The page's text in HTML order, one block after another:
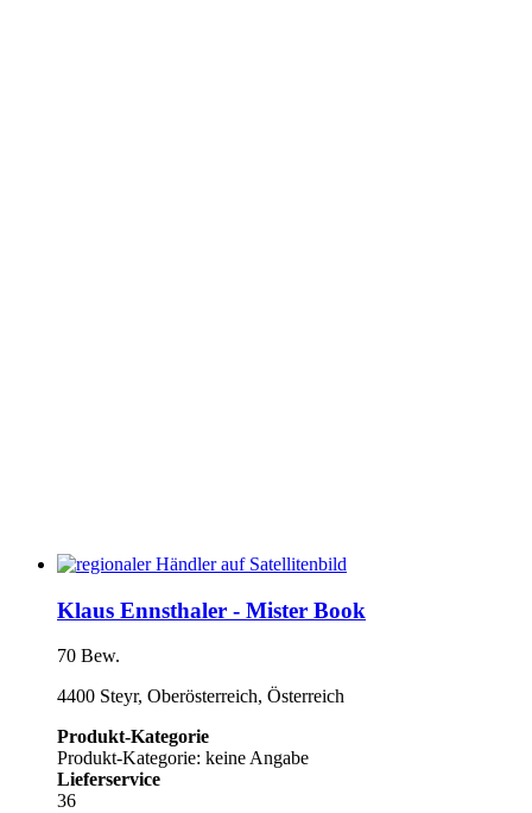
Klaus Ennsthaler - Mister Book
70 Bew.
4400 Steyr, Oberösterreich, Österreich
Produkt-Kategorie
Produkt-Kategorie: keine Angabe
Lieferservice
36